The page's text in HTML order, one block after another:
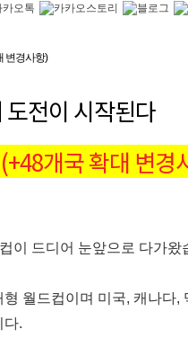
변경사항)
전이 시작된다
개국 확대 변경
이 드디어 눈앞으로 다가왔
월드컵이며 미국, 캐나다,
다.